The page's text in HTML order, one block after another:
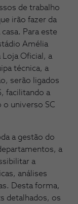
de trabalho
irão fazer da
Para este
Amélia
Loja Oficial, a
técnica, a
serão ligados
facilitando a
o universo SC
a gestão do
a
a
análises
Desta forma,
detalhados, os